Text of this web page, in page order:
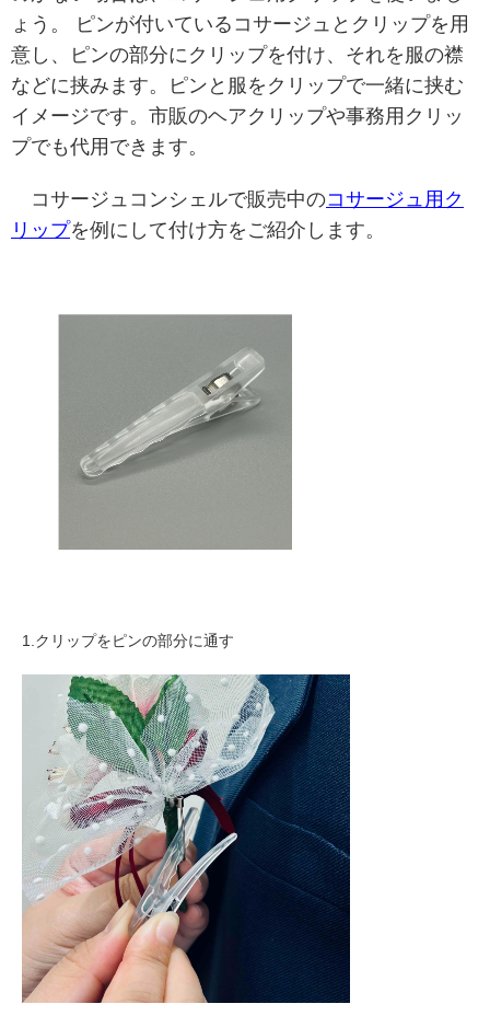
ょう。 ピンが付いているコサージュとクリップを用
意し、ピンの部分にクリップを付け、それを服の襟
などに挟みます。ピンと服をクリップで一緒に挟む
イメージです。市販のヘアクリップや事務用クリッ
プでも代用できます。
コサージュコンシェルで販売中のコサージュ用ク
リップを例にして付け方をご紹介します。
1.クリップをピンの部分に通す